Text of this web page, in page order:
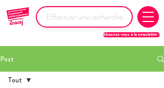
Abonnez-vous à la newsletter !
Post
Tout